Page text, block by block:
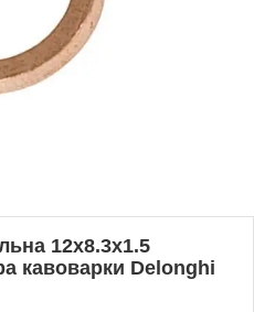
12x8.3x1.5
кавоварки Delonghi